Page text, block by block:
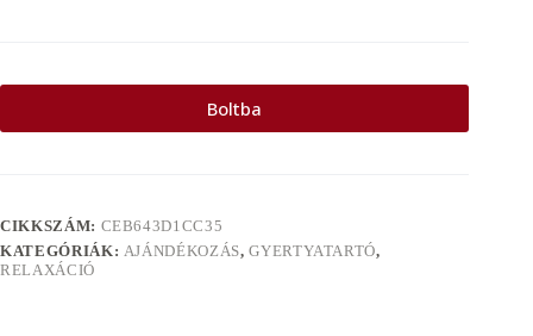
Boltba
CIKKSZÁM: CEB643D1CC35
KATEGÓRIÁK: AJÁNDÉKOZÁS,GYERTYATARTÓ,
RELAXÁCIÓ